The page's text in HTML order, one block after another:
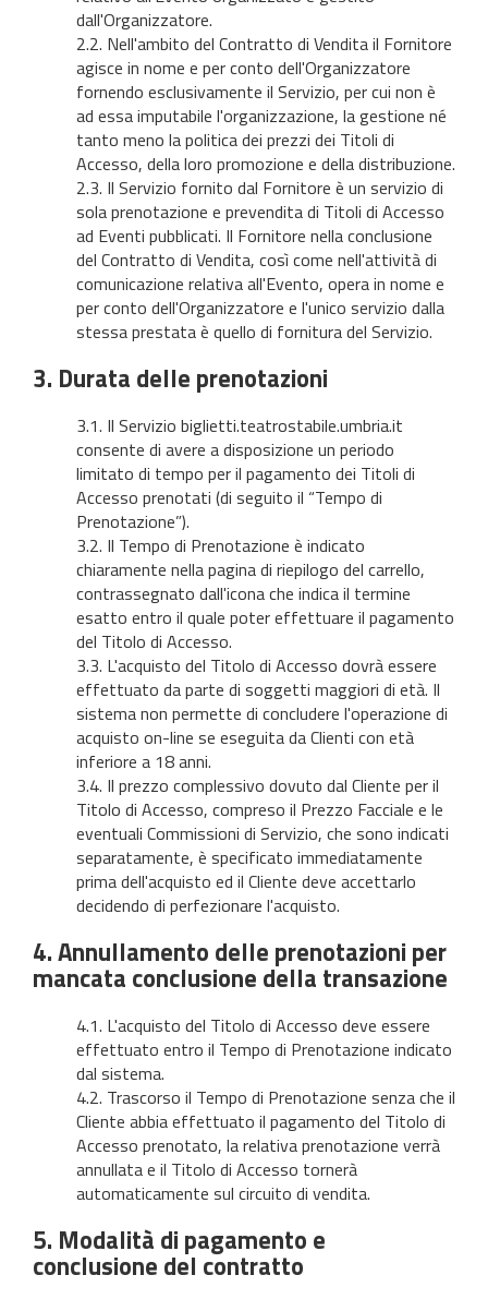
dall'Organizzatore.
2.2. Nell'ambito del Contratto di Vendita il Fornitore
agisce in nome e per conto dell'Organizzatore
fornendo esclusivamente il Servizio, per cui non è
ad essa imputabile l'organizzazione, la gestione né
tanto meno la politica dei prezzi dei Titoli di
Accesso, della loro promozione e della distribuzione.
2.3. Il Servizio fornito dal Fornitore è un servizio di
sola prenotazione e prevendita di Titoli di Accesso
ad Eventi pubblicati. Il Fornitore nella conclusione
del Contratto di Vendita, così come nell'attività di
comunicazione relativa all'Evento, opera in nome e
per conto dell'Organizzatore e l'unico servizio dalla
stessa prestata è quello di fornitura del Servizio.
3. Durata delle prenotazioni
3.1. Il Servizio biglietti.teatrostabile.umbria.it
consente di avere a disposizione un periodo
limitato di tempo per il pagamento dei Titoli di
Accesso prenotati (di seguito il “Tempo di
Prenotazione”).
3.2. Il Tempo di Prenotazione è indicato
chiaramente nella pagina di riepilogo del carrello,
contrassegnato dall'icona che indica il termine
esatto entro il quale poter effettuare il pagamento
del Titolo di Accesso.
3.3. L'acquisto del Titolo di Accesso dovrà essere
effettuato da parte di soggetti maggiori di età. Il
sistema non permette di concludere l'operazione di
acquisto on-line se eseguita da Clienti con età
inferiore a 18 anni.
3.4. Il prezzo complessivo dovuto dal Cliente per il
Titolo di Accesso, compreso il Prezzo Facciale e le
eventuali Commissioni di Servizio, che sono indicati
separatamente, è specificato immediatamente
prima dell'acquisto ed il Cliente deve accettarlo
decidendo di perfezionare l'acquisto.
4. Annullamento delle prenotazioni per
mancata conclusione della transazione
4.1. L'acquisto del Titolo di Accesso deve essere
effettuato entro il Tempo di Prenotazione indicato
dal sistema.
4.2. Trascorso il Tempo di Prenotazione senza che il
Cliente abbia effettuato il pagamento del Titolo di
Accesso prenotato, la relativa prenotazione verrà
annullata e il Titolo di Accesso tornerà
automaticamente sul circuito di vendita.
5. Modalità di pagamento e
conclusione del contratto